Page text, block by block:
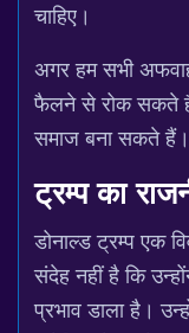
चाहिए।
अगर हम सभी
फैलने से रोक सकते
समाज बना सकते हैं।
ट्रम्प का
डोनाल्ड ट्रम्प एक
संदेह नहीं है कि
प्रभाव डाला है।